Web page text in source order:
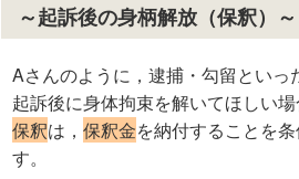
～起訴後の身柄解放（保釈）～
Aさんのように，逮捕・勾留といっ
起訴後に身体拘束を解いてほしい場
保釈は， 保釈金を納付することを
す。